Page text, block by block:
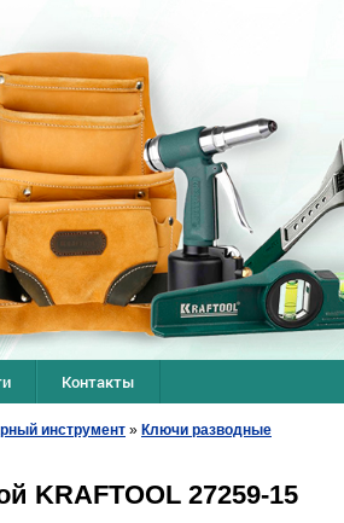
Контакты
инструмент » Ключи разводные
KRAFTOOL 27259-15